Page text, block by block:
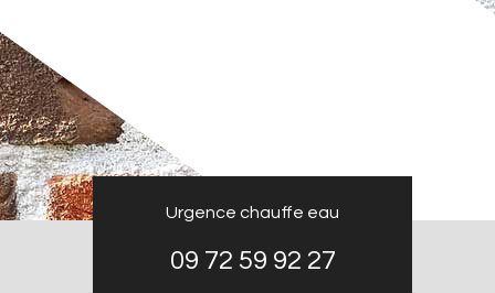
Urgence chauffe eau
09 72 59 92 27